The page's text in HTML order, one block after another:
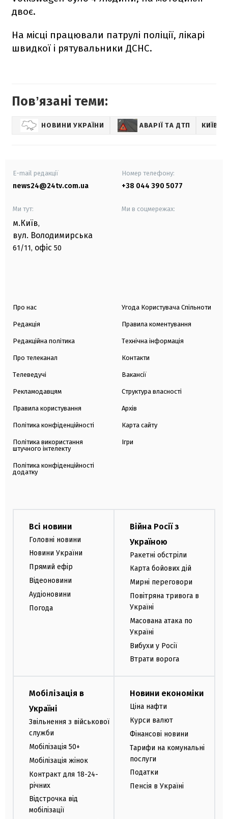
двоє.
На місці працювали патрулі поліції, лікарі
швидкої і рятувальники ДСНС.
Повʼязані теми:
НОВИНИ УКРАЇНИ АВАРІЇ ТА ДТП КИЇВ
E-mail редакції
news24@24tv.com.ua
Номер телефону:
+38 044 390 5077
Ми тут:
м.Київ,
вул. Володимирська
61/11, офіс 50
Ми в соцмережах:
Про нас
Редакція
Редакційна політика
Про телеканал
Телеведучі
Рекламодавцям
Правила користування
Політика конфіденційності
Політика використання
штучного інтелекту
Політика конфіденційності
додатку
Угода Користувача Спільноти
Правила коментування
Технічна інформація
Контакти
Вакансії
Структура власності
Архів
Карта сайту
Ігри
Всі новини
Головні новини
Новини України
Прямий ефір
Відеоновини
Аудіоновини
Погода
Війна Росії з
Україною
Ракетні обстріли
Карта бойових дій
Мирні переговори
Повітряна тривога в
Україні
Масована атака по
Україні
Вибухи у Росії
Втрати ворога
Мобілізація в
Україні
Звільнення з військової
служби
Мобілізація 50+
Мобілізація жінок
Контракт для 18-24-
річних
Відстрочка від
мобілізації
Новини економіки
Ціна нафти
Курси валют
Фінансові новини
Тарифи на комунальні
послуги
Податки
Пенсія в Україні